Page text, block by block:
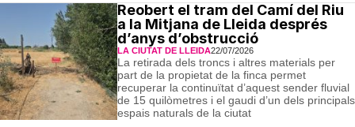
Reobert el tram del Camí del Riu
a la Mitjana de Lleida després
d’anys d’obstrucció
LA CIUTAT DE LLEIDA22/07/2026
La retirada dels troncs i altres materials per
part de la propietat de la finca permet
recuperar la continuïtat d’aquest sender fluvial
de 15 quilòmetres i el gaudi d’un dels principals
espais naturals de la ciutat